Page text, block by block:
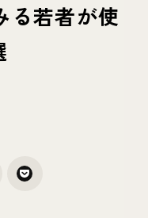
ー
る若者が使